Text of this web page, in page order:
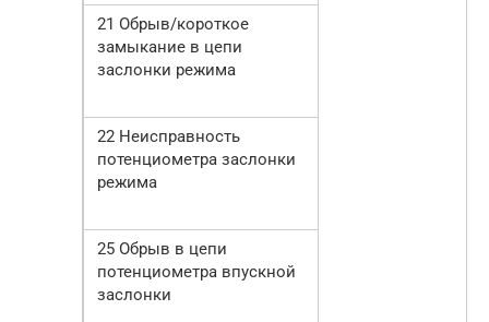
21 Обрыв/короткое
замыкание в цепи
заслонки режима
22 Неисправность
потенциометра заслонки
режима
25 Обрыв в цепи
потенциометра впускной
заслонки